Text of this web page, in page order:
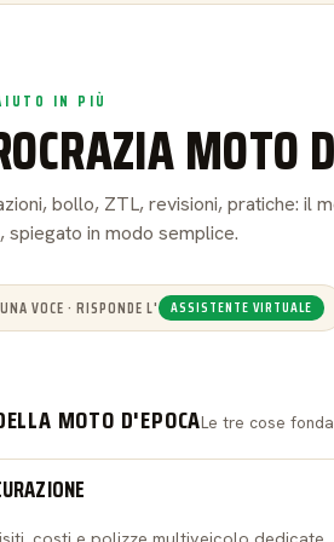
IN PIÙ
MOTO
bollo, ZTL, revisioni, pratiche: il
spiegato in modo semplice.
VOCE · RISPONDE L' ASSISTENTE VIRTUALE
MOTO D'EPOCALe tre cose